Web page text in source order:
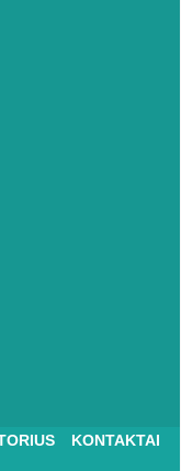
KONTAKTAI